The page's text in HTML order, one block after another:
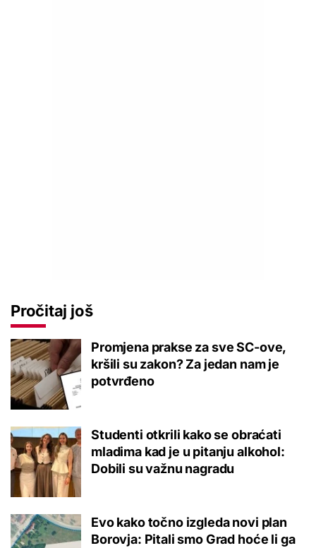
Pročitaj još
Promjena prakse za sve SC-ove,
kršili su zakon? Za jedan nam je
potvrđeno
Studenti otkrili kako se obraćati
mladima kad je u pitanju alkohol:
Dobili su važnu nagradu
Evo kako točno izgleda novi plan
Borovja: Pitali smo Grad hoće li ga